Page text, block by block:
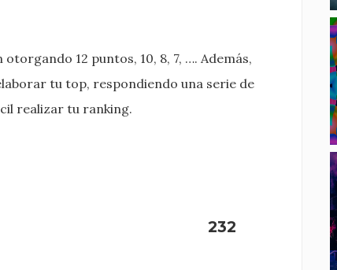
12 puntos, 10, 8, 7, …. Además,
tu top, respondiendo una serie de
realizar tu ranking.
232